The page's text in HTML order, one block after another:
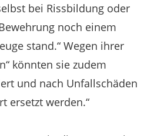
bei Rissbildung oder
noch einem
stand.“ Wegen ihrer
könnten sie zudem
und nach Unfallschäden
ersetzt werden.“